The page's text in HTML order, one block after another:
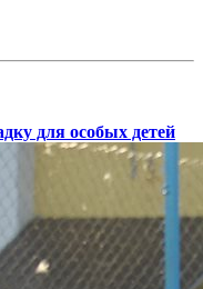
для особых детей